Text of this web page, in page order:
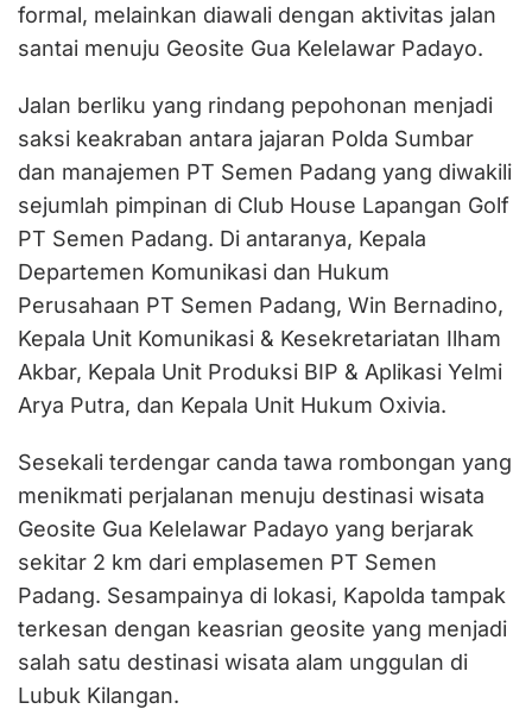
formal, melainkan diawali dengan aktivitas jalan
santai menuju Geosite Gua Kelelawar Padayo.
Jalan berliku yang rindang pepohonan menjadi
saksi keakraban antara jajaran Polda Sumbar
dan manajemen PT Semen Padang yang diwakili
sejumlah pimpinan di Club House Lapangan Golf
PT Semen Padang. Di antaranya, Kepala
Departemen Komunikasi dan Hukum
Perusahaan PT Semen Padang, Win Bernadino,
Kepala Unit Komunikasi & Kesekretariatan Ilham
Akbar, Kepala Unit Produksi BIP & Aplikasi Yelmi
Arya Putra, dan Kepala Unit Hukum Oxivia.
Sesekali terdengar canda tawa rombongan yang
menikmati perjalanan menuju destinasi wisata
Geosite Gua Kelelawar Padayo yang berjarak
sekitar 2 km dari emplasemen PT Semen
Padang. Sesampainya di lokasi, Kapolda tampak
terkesan dengan keasrian geosite yang menjadi
salah satu destinasi wisata alam unggulan di
Lubuk Kilangan.